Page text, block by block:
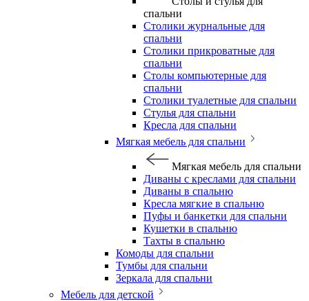
спальни
Столики журнальные для
спальни
Столики прикроватные для
спальни
Столы компьютерные для
спальни
Столики туалетные для спальни
Стулья для спальни
Кресла для спальни
Мягкая мебель для спальни
Мягкая мебель для спальни
Диваны с креслами для спальни
Диваны в спальню
Кресла мягкие в спальню
Пуфы и банкетки для спальни
Кушетки в спальню
Тахты в спальню
Комоды для спальни
Тумбы для спальни
Зеркала для спальни
Мебель для детской